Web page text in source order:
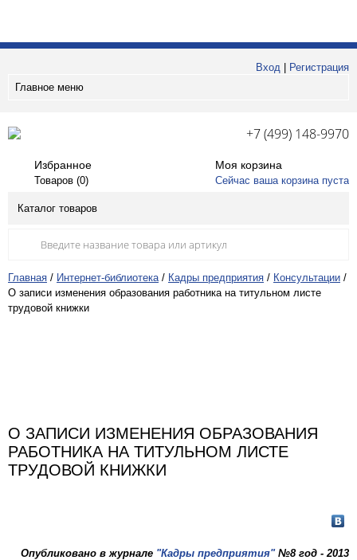
Вход
Регистрация
Главное меню
+7 (499) 148-9970
Избранное
Товаров (0)
Моя корзина
Сейчас ваша корзина пуста
Каталог товаров
Главная / Интернет-библиотека / Кадры предприятия / Консультации /
О записи изменения образования работника на титульном листе
трудовой книжки
О ЗАПИСИ ИЗМЕНЕНИЯ ОБРАЗОВАНИЯ
РАБОТНИКА НА ТИТУЛЬНОМ ЛИСТЕ
ТРУДОВОЙ КНИЖКИ
Опубликовано в журнале "Кадры предприятия"№8 год - 2013